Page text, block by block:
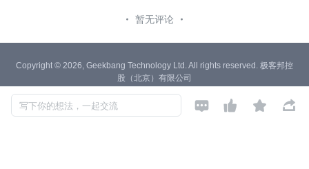
暂无评论
写下你的想法，一起交流    
Copyright © 2026, Geekbang Technology Ltd. All rights reserved. 极客邦控
股（北京）有限公司